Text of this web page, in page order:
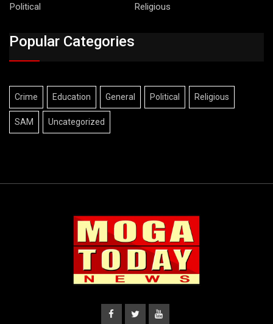
Political
Religious
Popular Categories
Crime Education General Political Religious
SAM Uncategorized